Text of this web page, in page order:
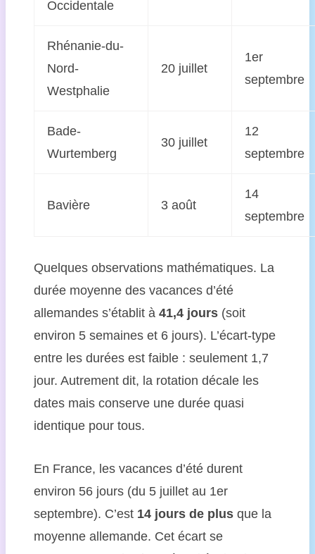
Occidentale
Rhénanie-du-
Nord-
Westphalie
20 juillet
1er
septembre
Bade-
Wurtemberg
30 juillet
12
septembre
Bavière 3 août
14
septembre
Quelques observations mathématiques. La
durée moyenne des vacances d’été
allemandes s’établit à 41,4 jours(soit
environ 5 semaines et 6 jours). L’écart-type
entre les durées est faible : seulement 1,7
jour. Autrement dit, la rotation décale les
dates mais conserve une durée quasi
identique pour tous.
En France, les vacances d’été durent
environ 56 jours (du 5 juillet au 1er
septembre). C’est 14 jours de plusque la
moyenne allemande. Cet écart se